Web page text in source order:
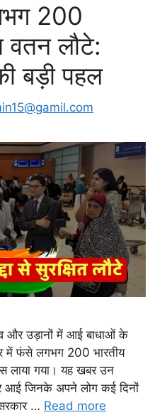
200
वतन लौटे:
बड़ी पहल
और उड़ानों में आई बाधाओं के
में फंसे लगभग 200 भारतीय
लाया गया। यह खबर उन
आई जिनके अपने लोग कई दिनों
… Read more